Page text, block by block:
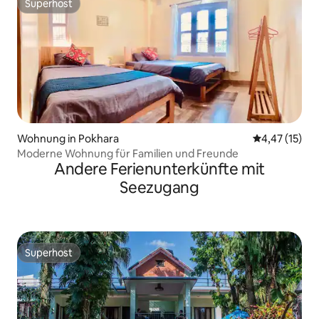
Superhost
Superhost
Wohnung in Pokhara
4,47 (15)
Moderne Wohnung für Familien und Freunde
Andere Ferienunterkünfte mit
Seezugang
Superhost
Superhost